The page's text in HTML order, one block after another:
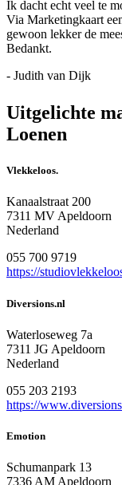
Ik dacht echt veel te
Via Marketingkaart
gewoon lekker de
Bedankt.
- Judith van Dijk
Uitgelichte
Loenen
Vlekkeloos.
Kanaalstraat 200
7311 MV Apeldoorn
Nederland
055 700 9719
https://
Diversions.nl
Waterloseweg 7a
7311 JG Apeldoorn
Nederland
055 203 2193
https://
Emotion
Schumanpark 13
7336 AM Apeldoorn